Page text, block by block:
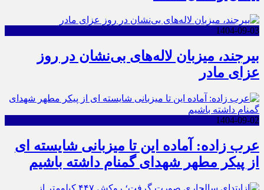
1404-09-03
بیرجند، میزبان لاله‌های بی‌نشان در روز
عزای مادر
1404-09-02
عرب زاده: آماده این تا میزبانی شایسته ای
از پیکر مطهر شهدای گمنام داشته باشیم